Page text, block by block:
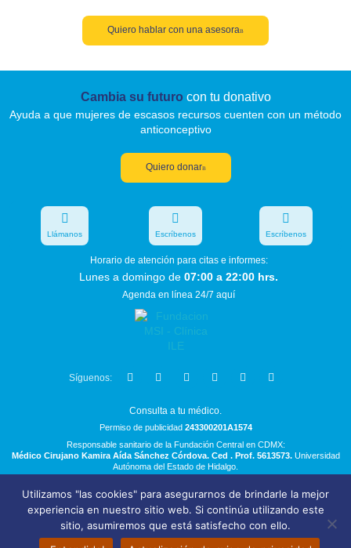
Quiero hablar con una asesora
Cambia su futuro con tu donativo
Ayuda a que mujeres de escasos recursos cuenten con un método
anticonceptivo
Quiero donar
Síguenos:
Horario de atención para citas e informes:
Lunes a domingo de 07:00 a 22:00 hrs.
Agenda en línea 24/7 aquí
Llámanos Escríbenos Escríbenos
Consulta a tu médico.
Permiso de publicidad 243300201A1574
Responsable sanitario de la Fundación Central en CDMX:
Médico Cirujano Kamira Aída Sánchez Córdova. Ced . Prof. 5613573.Universidad
Autónoma del Estado de Hidalgo.
Aviso de Privacidad
Términos y Condiciones
Bolsa de Trabajo
Utilizamos "las cookies" para asegurarnos de brindarle la mejor
experiencia en nuestro sitio web. Si continúa utilizando este
sitio, asumiremos que está satisfecho con ello.